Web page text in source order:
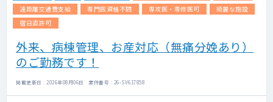
遠距離交通費支給
専門医資格不問 専攻医・専修医可
綺麗な施設
宿日直許可
外来、病棟管理、お産対応（無痛分娩あり）
のご勤務です！
掲載更新日 : 2026年08月06日 案件番号 : 26-SV617858